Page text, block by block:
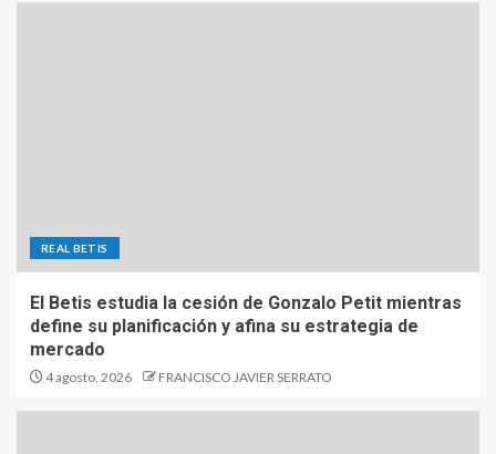
REAL BETIS
El Betis estudia la cesión de Gonzalo Petit mientras
define su planificación y afina su estrategia de
mercado
4 agosto, 2026 FRANCISCO JAVIER SERRATO